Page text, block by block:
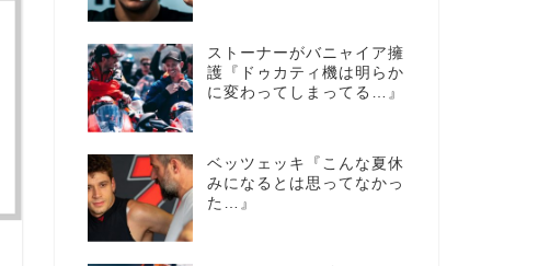
ストーナーがバニャイア擁
護『ドゥカティ機は明らか
に変わってしまってる…』
ベッツェッキ『こんな夏休
みになるとは思ってなかっ
た…』